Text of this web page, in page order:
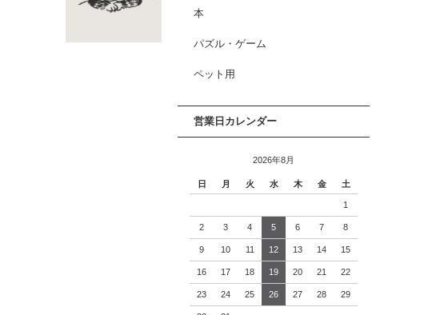
本
パズル・ゲーム
ペット用
営業日カレンダー
2026年8月
日 月 火 水 木 金 土
1
2 3 4 5 6 7 8
9 10 11 12 13 14 15
16 17 18 19 20 21 22
23 24 25 26 27 28 29